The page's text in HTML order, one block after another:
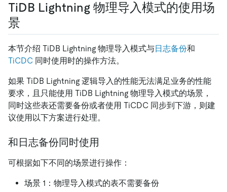
TiDB Lightning 物理导入模式的使用场
景
本节介绍 TiDB Lightning 物理导入模式与日志备份和
TiCDC 同时使用时的操作方法。
如果 TiDB Lightning 逻辑导入的性能无法满足业务的性能
要求，且只能使用 TiDB Lightning 物理导入模式的场景，
同时这些表还需要备份或者使用 TiCDC 同步到下游，则建
议使用以下方案进行处理。
和日志备份同时使用
可根据如下不同的场景进行操作：
场景 1：物理导入模式的表不需要备份